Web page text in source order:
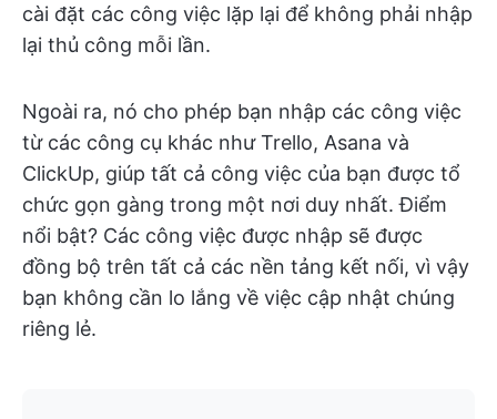
cài đặt các công việc lặp lại để không phải nhập
lại thủ công mỗi lần.
Ngoài ra, nó cho phép bạn nhập các công việc
từ các công cụ khác như Trello, Asana và
ClickUp, giúp tất cả công việc của bạn được tổ
chức gọn gàng trong một nơi duy nhất. Điểm
nổi bật? Các công việc được nhập sẽ được
đồng bộ trên tất cả các nền tảng kết nối, vì vậy
bạn không cần lo lắng về việc cập nhật chúng
riêng lẻ.